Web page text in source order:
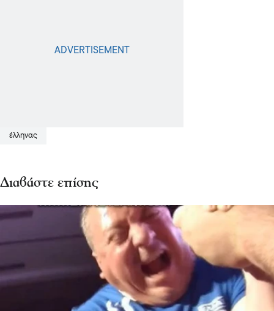
έλληνας
Διαβάστε επίσης